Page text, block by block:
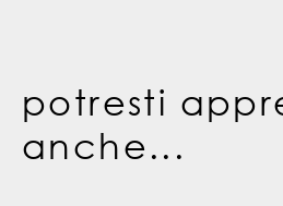
potresti
anche...